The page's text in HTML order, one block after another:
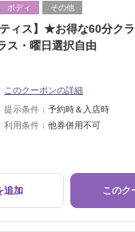
ボディ その他
ティス】★お得な60分ク
ス・曜日選択自由
このクーポンの詳細
提示条件： 予約時＆入店時
利用条件： 他券併用不可
追加 このク